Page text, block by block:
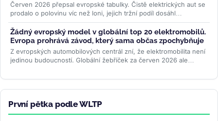
Červen 2026 přepsal evropské tabulky. Čistě elektrických aut se
prodalo o polovinu víc než loni, jejich tržní podíl dosáhl
rekordních 26...>>
Žádný evropský model v globální top 20 elektromobilů.
Evropa prohrává závod, který sama občas zpochybňuje
Z evropských automobilových centrál zní, že elektromobilita není
jedinou budoucností. Globální žebříček za červen 2026 ale
První pětka podle WLTP